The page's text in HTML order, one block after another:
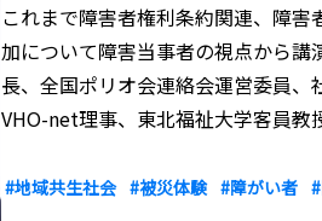
これまで障害者権利条約関連、障
加について障害当事者の視点から
長、全国ポリオ会連絡会運営委員、
VHO-net理事、東北福祉大学客員教
#地域共生社会 #被災体験 #障がい者